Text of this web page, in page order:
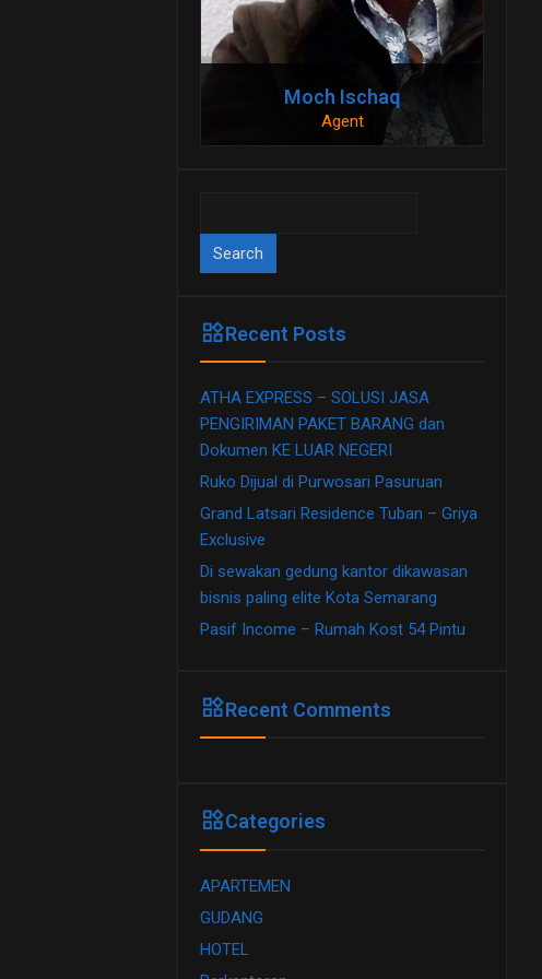
Moch Ischaq
Agent
for:
widgetsRecent Posts
ATHA EXPRESS – SOLUSI JASA
PENGIRIMAN PAKET BARANG dan
Dokumen KE LUAR NEGERI
Ruko Dijual di Purwosari Pasuruan
Grand Latsari Residence Tuban – Griya
Exclusive
Di sewakan gedung kantor dikawasan
bisnis paling elite Kota Semarang
Pasif Income – Rumah Kost 54 Pintu
widgetsRecent Comments
widgetsCategories
APARTEMEN
GUDANG
HOTEL